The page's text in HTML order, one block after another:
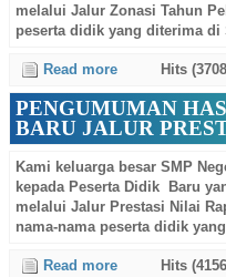
melalui Jalur Zonasi Tahun
peserta didik yang diterima di
Read more Hits
PENGUMUMAN
BARU JALUR
Kami keluarga besar SMP
kepada Peserta Didik Baru
melalui Jalur Prestasi Nilai
nama-nama peserta didik
Read more Hits